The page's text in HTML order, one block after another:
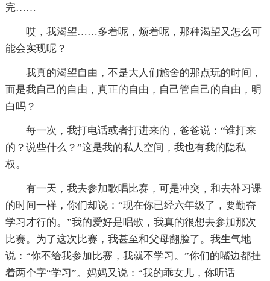
完……
哎，我渴望……多着呢，烦着呢，那种渴望又怎么可
能会实现呢？
我真的渴望自由，不是大人们施舍的那点玩的时间，
而是我自己的自由，真正的自由，自己管自己的自由，明
白吗？
每一次，我打电话或者打进来的，爸爸说：“谁打来
的？说些什么？”这是我的私人空间，我也有我的隐私
权。
有一天，我去参加歌唱比赛，可是冲突，和去补习课
的时间一样，你们却说：“现在你已经六年级了，要勤奋
学习才行的。”我的爱好是唱歌，我真的很想去参加那次
比赛。为了这次比赛，我甚至和父母翻脸了。我生气地
说：“你不给我参加比赛，我就不学习。”你们的嘴边都挂
着两个字“学习”。妈妈又说：“我的乖女儿，你听话